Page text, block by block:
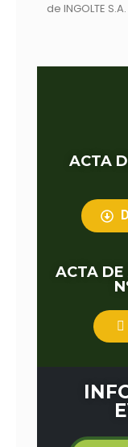
de INGOLTE S.A.
ACTA
ACTA DE